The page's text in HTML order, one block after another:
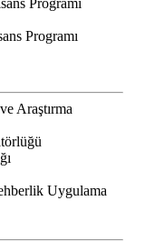
Programı
Programı
Araştırma
Uygulama